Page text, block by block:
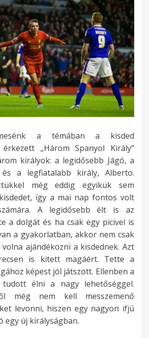
a témában a kisded
érkezett „Három Spanyol Király”
királyok: a legidősebb Jágó, a
és a legfiatalabb király, Alberto.
még eddig egyikük sem
így a mai nap fontos volt
A legidősebb élt is az
a dolgát és ha csak egy picivel is
a gyakorlatban, akkor nem csak
ajándékozni a kisdednek. Azt
is kitett magáért. Tette a
képest jól játszott. Ellenben a
élni a nagy lehetőséggel.
még nem kell messzemenő
levonni, hiszen egy nagyon ifjú
egy új királyságban.